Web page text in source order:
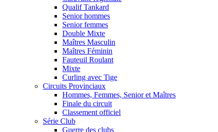
Qualif Tankard
Senior hommes
Senior femmes
Double Mixte
Maîtres Masculin
Maîtres Féminin
Fauteuil Roulant
Mixte
Curling avec Tige
Circuits Provinciaux
Hommes, Femmes, Senior et Maîtres
Finale du circuit
Classement officiel
Série Club
Guerre des clubs